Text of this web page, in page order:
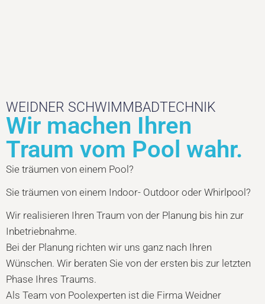
WEIDNER SCHWIMMBADTECHNIK
Wir machen Ihren
Traum vom Pool wahr.
Sie träumen von einem Pool?
Sie träumen von einem Indoor- Outdoor oder Whirlpool?
Wir realisieren Ihren Traum von der Planung bis hin zur
Inbetriebnahme.
Bei der Planung richten wir uns ganz nach Ihren
Wünschen. Wir beraten Sie von der ersten bis zur letzten
Phase Ihres Traums.
Als Team von Poolexperten ist die Firma Weidner